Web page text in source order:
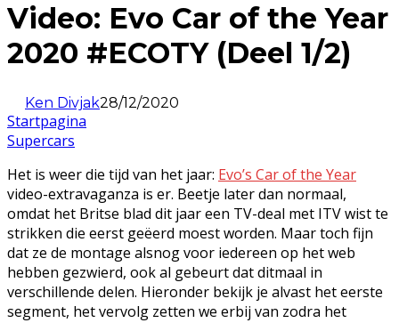
Video: Evo Car of the Year
2020 #ECOTY (Deel 1/2)
Ken Divjak28/12/2020
Startpagina
Supercars
Het is weer die tijd van het jaar: Evo’s Car of the Year
video-extravaganza is er. Beetje later dan normaal,
omdat het Britse blad dit jaar een TV-deal met ITV wist te
strikken die eerst geëerd moest worden. Maar toch fijn
dat ze de montage alsnog voor iedereen op het web
hebben gezwierd, ook al gebeurt dat ditmaal in
verschillende delen. Hieronder bekijk je alvast het eerste
segment, het vervolg zetten we erbij van zodra het